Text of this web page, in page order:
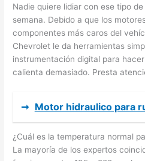
Nadie quiere lidiar con ese tipo
semana. Debido a que los
componentes más caros del
Chevrolet le da herramientas
instrumentación digital para
calienta demasiado. Presta
➞ Motor hidraulico para
¿Cuál es la temperatura normal
La mayoría de los expertos